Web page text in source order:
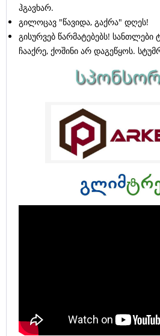
ჰგავხარ.
გილოცავ "წავიდა, გაქრა" დღეს!
გისურვებ წარმატებებს!
ჩააქრე, ქოშინი არ დაგეწყოს.